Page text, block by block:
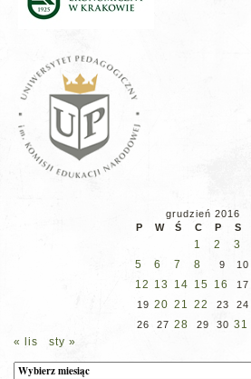
grudzień 2016
P
W Ś C P S
1 2 3
5 6 7 8 9 10
12 13 14 15 16 17
19 20 21 22 23 24
26
27 28 29 30 31
« lis
sty »
Archiwum